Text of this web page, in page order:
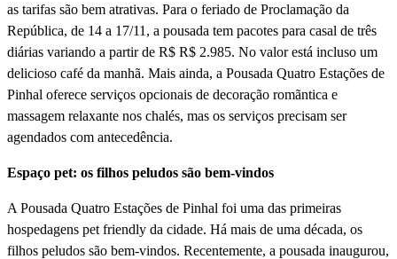
as tarifas são bem atrativas. Para o feriado de Proclamação da
República, de 14 a 17/11, a pousada tem pacotes para casal de três
diárias variando a partir de R$ R$ 2.985. No valor está incluso um
delicioso café da manhã. Mais ainda, a Pousada Quatro Estações de
Pinhal oferece serviços opcionais de decoração romãntica e
massagem relaxante nos chalés, mas os serviços precisam ser
agendados com antecedência.
Espaço pet: os filhos peludos são bem-vindos
A Pousada Quatro Estações de Pinhal foi uma das primeiras
hospedagens pet friendly da cidade. Há mais de uma década, os
filhos peludos são bem-vindos. Recentemente, a pousada inaugurou,